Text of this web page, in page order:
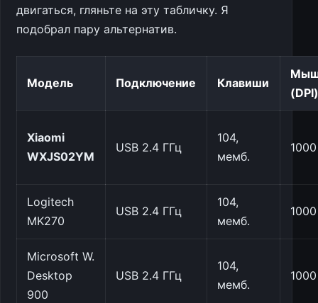
двигаться, гляньте на эту табличку. Я
подобрал пару альтернатив.
Модель Подключение Клавиши
Xiaomi
WXJS02YM
USB 2.4 ГГц
104,
мемб.
1000
Logitech
MK270
USB 2.4 ГГц
104,
мемб.
1000
Microsoft W.
Desktop
900
USB 2.4 ГГц
104,
мемб.
1000